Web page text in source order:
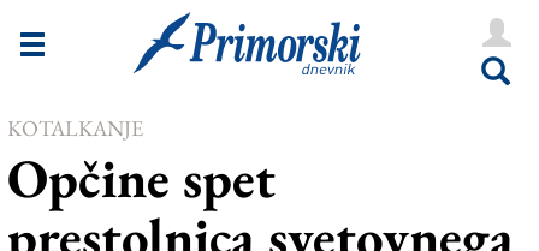
Novice
Goriška
Kultura
Šport
KOTALKANJE
Opčine spet
prestolnica svetovnega